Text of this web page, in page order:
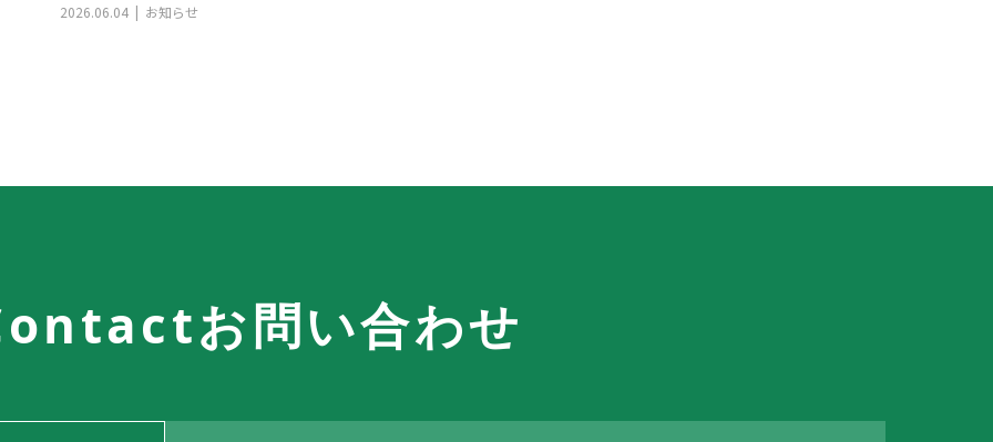
2026.06.04 お知らせ
お問い合わせ